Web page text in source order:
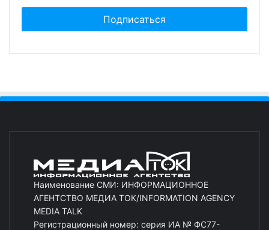
Наименование СМИ: ИНФОРМАЦИОННОЕ
АГЕНТСТВО МЕДИА ТОК/INFORMATION AGENCY
MEDIA TALK
Регистрационный номер: серия ИА № ФС77-